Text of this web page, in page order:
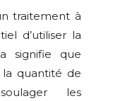
traitement à
d’utiliser la
signifie que
quantité de
les